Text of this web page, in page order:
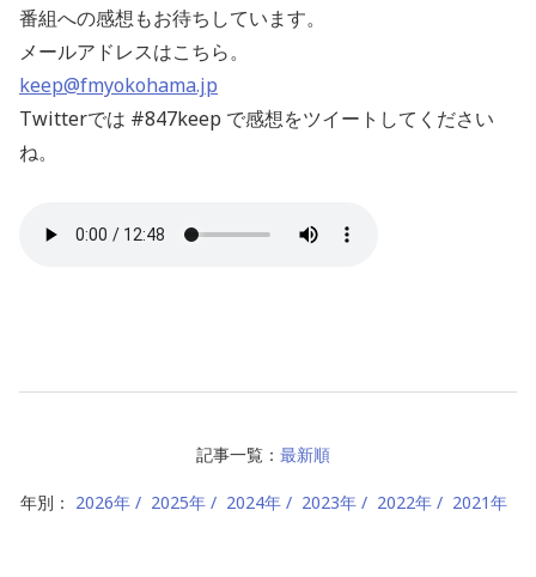
番組への感想もお待ちしています。
メールアドレスはこちら。
keep@fmyokohama.jp
Twitterでは #847keep で感想をツイートしてください
ね。
記事一覧： 最新順
年別： 2026年 2025年 2024年 2023年 2022年 2021年